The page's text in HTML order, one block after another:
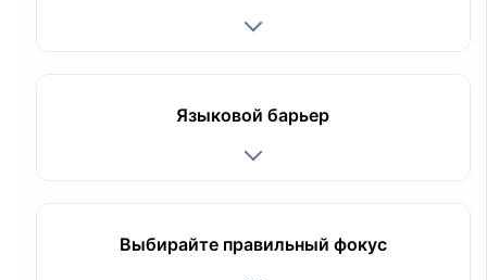
Языковой барьер
Выбирайте правильный фокус